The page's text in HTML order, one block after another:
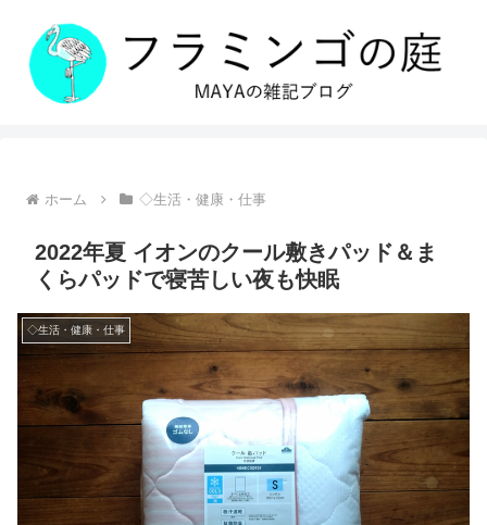
ホーム ◇生活・健康・仕事
2022年夏 イオンのクール敷きパッド＆ま
くらパッドで寝苦しい夜も快眠
◇生活・健康・仕事